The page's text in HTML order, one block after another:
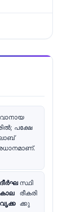
പക്ഷേ
ദീർഘ
കാല
വൃക്ക
സ്ഥി
രീകരി
ക്കു